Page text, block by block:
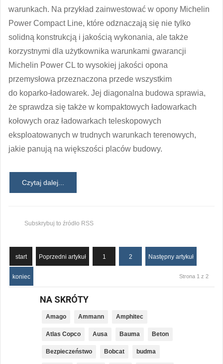
warunkach. Na przykład zainwestować w opony Michelin
Power Compact Line, które odznaczają się nie tylko
solidną konstrukcją i jakością wykonania, ale także
korzystnymi dla użytkownika warunkami gwarancji
Michelin Power CL to wysokiej jakości opona
przemysłowa przeznaczona przede wszystkim
do koparko-ładowarek. Jej diagonalna budowa sprawia,
że sprawdza się także w kompaktowych ładowarkach
kołowych oraz ładowarkach teleskopowych
eksploatowanych w trudnych warunkach terenowych,
jakie panują na większości placów budowy.
Czytaj dalej...
Subskrybuj to źródło RSS
start Poprzedni artykuł 1 2 Następny artykuł
koniec Strona 1 z 2
NA SKRÓTY
Amago Ammann Amphitec
Atlas Copco Ausa Bauma Beton
Bezpieczeństwo Bobcat budma